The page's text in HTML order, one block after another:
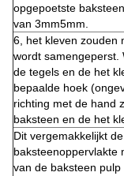
opgepoetste
van 3mm5mm.
6, het kleven zouden
wordt samengeperst.
de tegels en de het
bepaalde hoek
richting met de hand
baksteen en de het
Dit vergemakkelijkt
baksteenoppervlakte
van de baksteen